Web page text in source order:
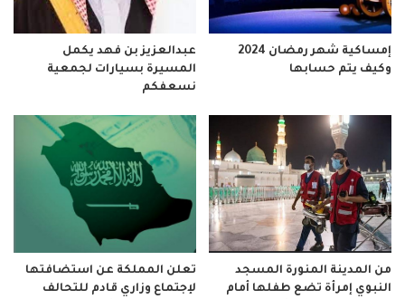
إمساكية شهر رمضان 2024
وكيف يتم حسابها
عبدالعزيز بن فهد يكمل
المسيرة بسيارات لجمعية
نسعفكم
من المدينة المنورة المسجد
النبوي إمرأة تضع طفلها أمام
تعلن المملكة عن استضافتها
لإجتماع وزاري قادم للتحالف